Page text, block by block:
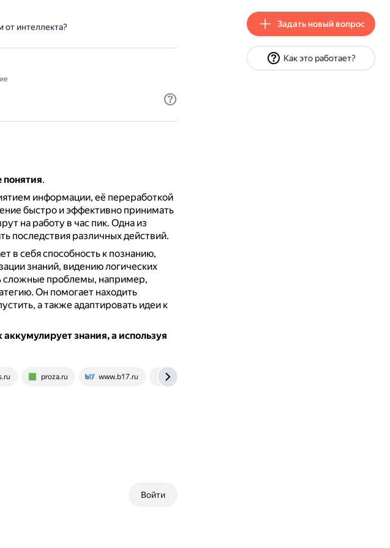
от интеллекта?
понятия.
информации, её переработкой
быстро и эффективно принимать
на работу в час пик. Одна из
последствия различных действий.
в себя способность к познанию,
знаний, видению логических
сложные проблемы, например,
Он помогает находить
а также адаптировать идеи к
знания, а используя
proza.ru www.b17.ru brodude.ru
Войти
Задать новый вопрос
Как это работает?